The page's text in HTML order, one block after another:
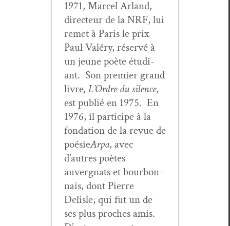
1971, Mar­cel Arland,
directeur de la NRF, lui
remet à Paris le prix
Paul Valéry, réservé à
un jeune poète étu­di­
ant. Son pre­mier grand
livre, L’Ordre du silence,
est pub­lié en 1975. En
1976, il par­ticipe à la
fon­da­tion de la revue de
poésieArpa, avec
d’autres poètes
auvergnats et bour­bon­
nais, dont Pierre
Delisle, qui fut un de
ses plus proches amis.